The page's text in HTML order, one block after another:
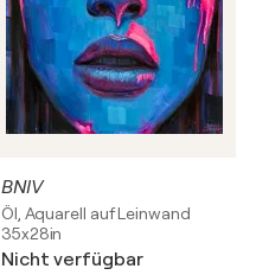
BNIV
Öl, Aquarell auf Leinwand
35x28in
Nicht verfügbar